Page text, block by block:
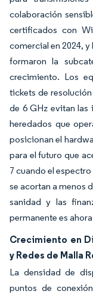
colaboración
certificados con
comercial en 2024,
formaron la
crecimiento. Los
tickets de
de 6 GHz evitan las
heredados que
posicionan el
para el futuro que
7 cuando el
se acortan a menos
sanidad y las
permanente es
Crecimiento en
y Redes de Malla
La densidad de
puntos de